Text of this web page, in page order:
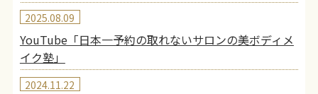
YouTube「日本一予約の取れないサロンの美ボディメ
イク塾」
2025.08.09
2024.11.22